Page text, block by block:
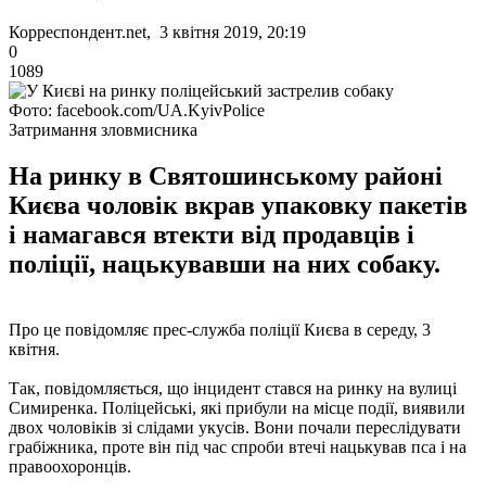
Корреспондент.net, 3 квітня 2019, 20:19
0
1089
Фото: facebook.com/UA.KyivPolice
Затримання зловмисника
На ринку в Святошинському районі
Києва чоловік вкрав упаковку пакетів
і намагався втекти від продавців і
поліції, нацькувавши на них собаку.
Про це повідомляє прес-служба поліції Києва в середу, 3
квітня.
Так, повідомляється, що інцидент стався на ринку на вулиці
Симиренка. Поліцейські, які прибули на місце події, виявили
двох чоловіків зі слідами укусів. Вони почали переслідувати
грабіжника, проте він під час спроби втечі нацькував пса і на
правоохоронців.